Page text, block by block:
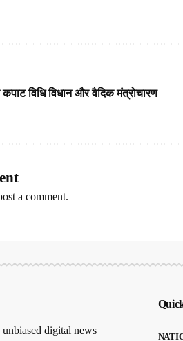
विधि विधान और वैदिक मंत्रोचारण
a comment.
digital news